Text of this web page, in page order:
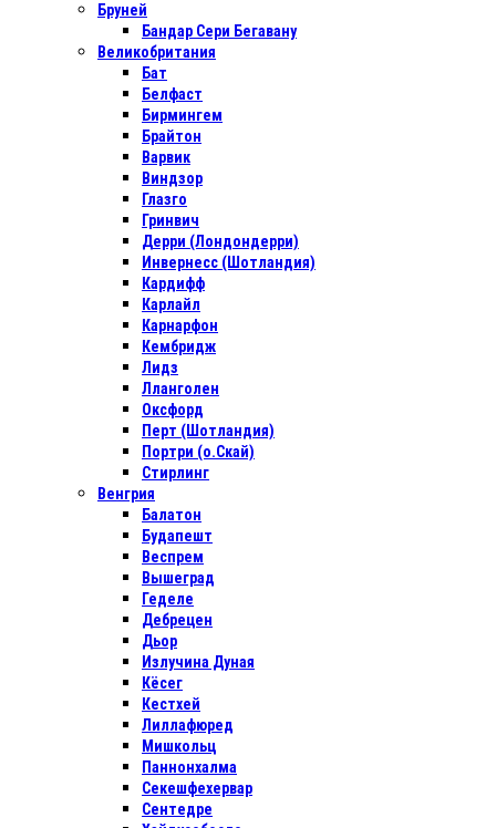
Бруней
Бандар Сери Бегавану
Великобритания
Бат
Белфаст
Бирмингем
Брайтон
Варвик
Виндзор
Глазго
Гринвич
Дерри (Лондондерри)
Инвернесс (Шотландия)
Кардифф
Карлайл
Карнарфон
Кембридж
Лидз
Лланголен
Оксфорд
Перт (Шотландия)
Портри (о.Скай)
Стирлинг
Венгрия
Балатон
Будапешт
Веспрем
Вышеград
Геделе
Дебрецен
Дьор
Излучина Дуная
Кёсег
Кестхей
Лиллафюред
Мишкольц
Паннонхалма
Секешфехервар
Сентедре